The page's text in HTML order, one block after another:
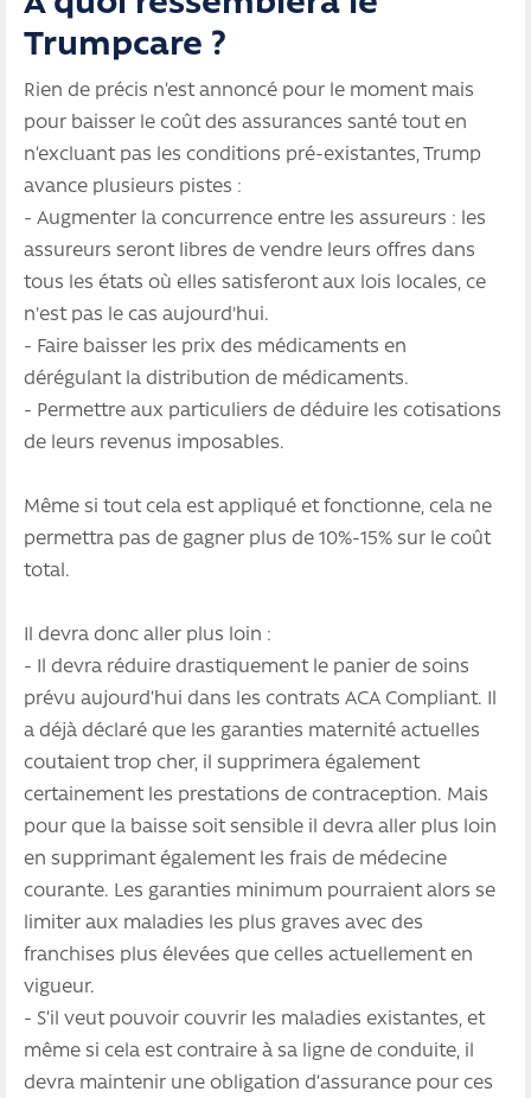
Trumpcare ?
Rien de précis n’est annoncé pour le moment mais
pour baisser le coût des assurances santé tout en
n’excluant pas les conditions pré-existantes, Trump
avance plusieurs pistes :
- Augmenter la concurrence entre les assureurs : les
assureurs seront libres de vendre leurs offres dans
tous les états où elles satisferont aux lois locales, ce
n'est pas le cas aujourd'hui.
- Faire baisser les prix des médicaments en
dérégulant la distribution de médicaments.
- Permettre aux particuliers de déduire les cotisations
de leurs revenus imposables.
Même si tout cela est appliqué et fonctionne, cela ne
permettra pas de gagner plus de 10%-15% sur le coût
total.
Il devra donc aller plus loin :
- Il devra réduire drastiquement le panier de soins
prévu aujourd’hui dans les contrats ACA Compliant. Il
a déjà déclaré que les garanties maternité actuelles
coutaient trop cher, il supprimera également
certainement les prestations de contraception. Mais
pour que la baisse soit sensible il devra aller plus loin
en supprimant également les frais de médecine
courante. Les garanties minimum pourraient alors se
limiter aux maladies les plus graves avec des
franchises plus élevées que celles actuellement en
vigueur.
- S’il veut pouvoir couvrir les maladies existantes, et
même si cela est contraire à sa ligne de conduite, il
devra maintenir une obligation d’assurance pour ces